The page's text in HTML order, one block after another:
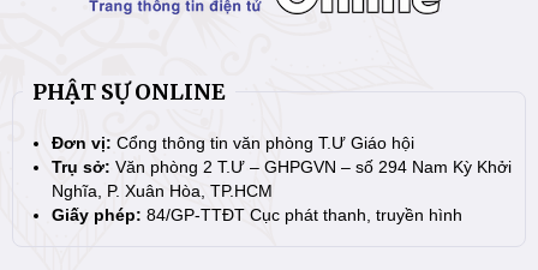
PHẬT SỰ ONLINE
Đơn vị: Cổng thông tin văn phòng T.Ư Giáo hội
Trụ sở: Văn phòng 2 T.Ư – GHPGVN – số 294 Nam Kỳ Khởi
Nghĩa, P. Xuân Hòa, TP.HCM
Giấy phép: 84/GP-TTĐT Cục phát thanh, truyền hình